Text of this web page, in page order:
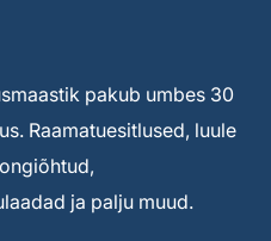
pakub umbes 30
Raamatuesitlused, luule
ja palju muud.